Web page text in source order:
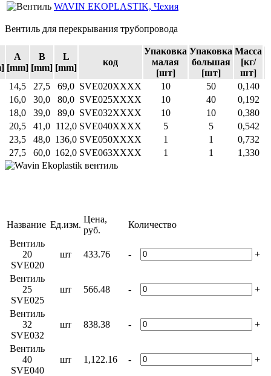
WAVIN EKOPLASTIK, Чехия
Вентиль для перекрывания трубопровода
A
[mm]
B
[mm]
L
[mm]
код
Упаковка
малая
[шт]
Упаковка
большая
[шт]
Масса
[кг/
шт]
14,5
27,5 69,0 SVE020XXXX 10 50
0,140
16,0
30,0 80,0 SVE025XXXX 10 40
0,192
18,0
39,0 89,0 SVE032XXXX 10 10
0,380
20,5
41,0 112,0 SVE040XXXX 5 5
0,542
23,5
48,0 136,0 SVE050XXXX 1 1
0,732
27,5
60,0 162,0 SVE063XXXX 1 1 1,330
Название Ед.изм.
Цена,
руб.
Количество
Вентиль
20
SVE020
шт 433.76 - +
Вентиль
25
SVE025
шт 566.48 - +
Вентиль
32
SVE032
шт 838.38 - +
Вентиль
40
SVE040
шт 1,122.16 - +